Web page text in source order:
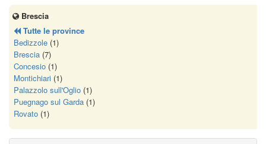
Brescia
Tutte le province
Bedizzole (1)
Brescia (7)
Concesio (1)
Montichiari (1)
Palazzolo sull'Oglio (1)
Puegnago sul Garda (1)
Rovato (1)